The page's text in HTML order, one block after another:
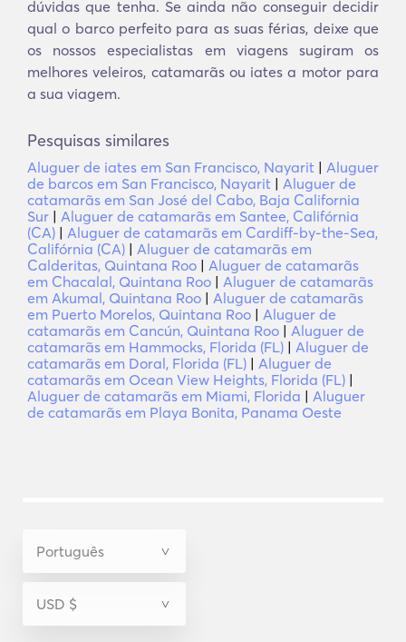
dúvidas que tenha. Se ainda não conseguir decidir
qual o barco perfeito para as suas férias, deixe que
os nossos especialistas em viagens sugiram os
melhores veleiros, catamarãs ou iates a motor para
a sua viagem.
Pesquisas similares
Aluguer de iates em San Francisco, Nayarit | Aluguer
de barcos em San Francisco, Nayarit | Aluguer de
catamarãs em San José del Cabo, Baja California
Sur | Aluguer de catamarãs em Santee, Califórnia
(CA) | Aluguer de catamarãs em Cardiff-by-the-Sea,
Califórnia (CA) | Aluguer de catamarãs em
Calderitas, Quintana Roo | Aluguer de catamarãs
em Chacalal, Quintana Roo | Aluguer de catamarãs
em Akumal, Quintana Roo | Aluguer de catamarãs
em Puerto Morelos, Quintana Roo | Aluguer de
catamarãs em Cancún, Quintana Roo | Aluguer de
catamarãs em Hammocks, Florida (FL) | Aluguer de
catamarãs em Doral, Florida (FL) | Aluguer de
catamarãs em Ocean View Heights, Florida (FL) |
Aluguer de catamarãs em Miami, Florida | Aluguer
de catamarãs em Playa Bonita, Panama Oeste